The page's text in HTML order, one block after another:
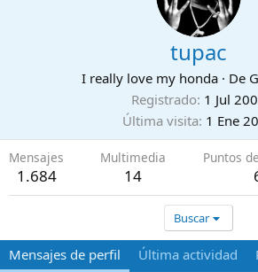
tupac
I really love my honda · De
Registrado 1 Jul
Última visita 1 Ene
Mensajes
1.684
Multimedia
14
Puntos
Buscar
Mensajes de perfil Última actividad